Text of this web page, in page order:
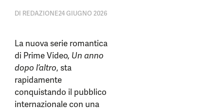
DI REDAZIONE24 GIUGNO 2026
La nuova serie romantica
di Prime Video, Un anno
dopo l’altro, sta
rapidamente
conquistando il pubblico
internazionale con una